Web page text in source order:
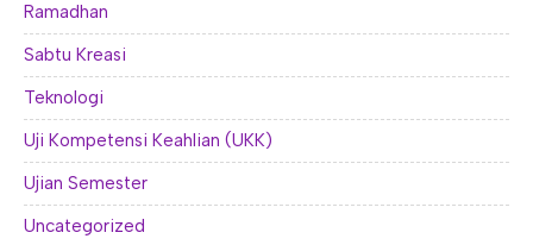
Ramadhan
Sabtu Kreasi
Teknologi
Uji Kompetensi Keahlian (UKK)
Ujian Semester
Uncategorized